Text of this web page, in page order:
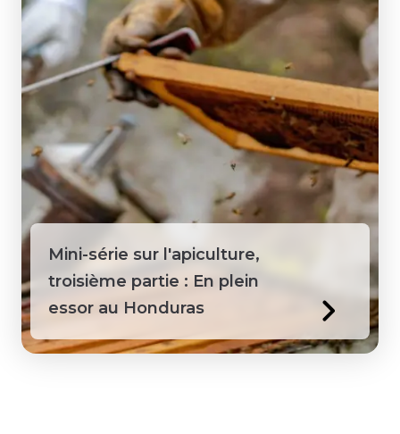
Mini-série sur l'apiculture,
troisième partie : En plein
essor au Honduras